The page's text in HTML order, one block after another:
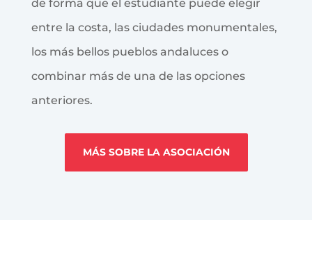
de forma que el estudiante puede elegir
entre la costa, las ciudades monumentales,
los más bellos pueblos andaluces o
combinar más de una de las opciones
anteriores.
MÁS SOBRE LA ASOCIACIÓN